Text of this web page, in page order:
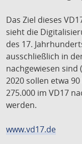
Das Ziel dieses
sieht die
des 17.
ausschließlich in
nachgewiesen sind
2020 sollen etwa
275.000 im VD17
werden.
www.vd17.de